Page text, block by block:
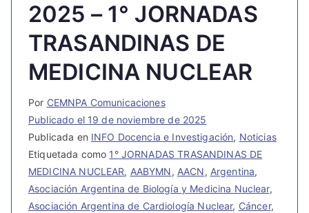
2025 – 1° JORNADAS
TRASANDINAS DE
MEDICINA NUCLEAR
Por CEMNPA Comunicaciones
Publicado el 19 de noviembre de 2025
Publicada en INFO Docencia e Investigación, Noticias
Etiquetada como 1° JORNADAS TRASANDINAS DE
MEDICINA NUCLEAR, AABYMN, AACN, Argentina,
Asociación Argentina de Biología y Medicina Nuclear,
Asociación Argentina de Cardiología Nuclear, Cáncer,